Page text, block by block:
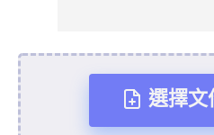
選擇文